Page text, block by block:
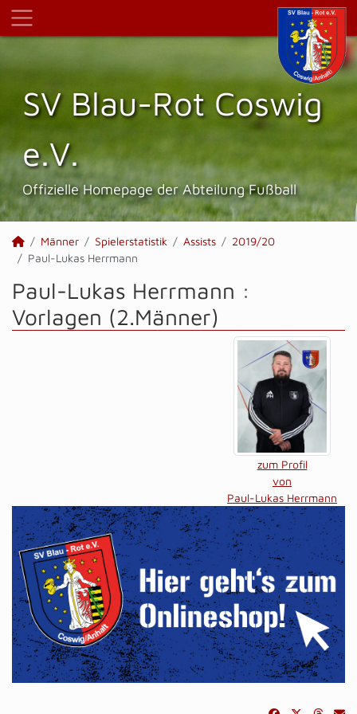
SV Blau-Rot Coswig
e.V.
Offizielle Homepage der Abteilung Fußball
Männer Spielerstatistik Assists
2019/20
Paul-Lukas Herrmann
Paul-Lukas Herrmann :
Vorlagen (2.Männer)
zum Profil
von
Paul-Lukas Herrmann